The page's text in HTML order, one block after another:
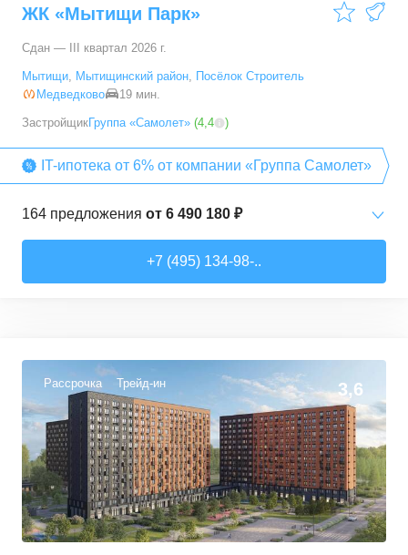
121,79– 166,68м² предложения
178,5–178,5м² 1
ЖК «Мытищи Парк»
Сдан — III квартал 2026 г.
Мытищи, Мытищинский район, Посёлок Строитель
Медведково
19 мин.
ЗастройщикГруппа «Самолет» (4,4 )
IT-ипотека от 6% от компании «Группа Самолет»
164 предложения от 6 490 180 ₽
2-комн. кв. от10 805 810 ₽
51,07– 60,72 м² 10 предложений
3-комн. кв. от12 641 820 ₽
67,2–79,5 м² 31 предложение
+7 (495) 134-98-..
Рассрочка Трейд-ин 3,6